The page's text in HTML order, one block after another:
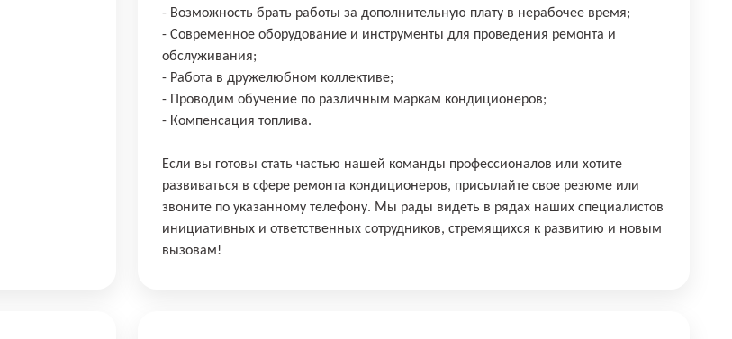
- Возможность брать работы за дополнительную плату в нерабочее время;
- Современное оборудование и инструменты для проведения ремонта и
обслуживания;
- Работа в дружелюбном коллективе;
- Проводим обучение по различным маркам кондиционеров;
- Компенсация топлива.
Если вы готовы стать частью нашей команды профессионалов или хотите
развиваться в сфере ремонта кондиционеров, присылайте свое резюме или
звоните по указанному телефону. Мы рады видеть в рядах наших специалистов
инициативных и ответственных сотрудников, стремящихся к развитию и новым
вызовам!